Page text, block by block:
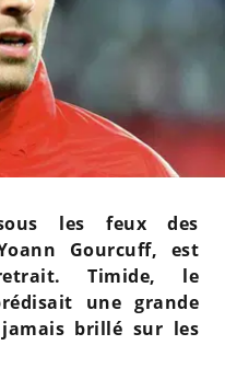
les feux des
Gourcuff, est
Timide, le
une grande
brillé sur les